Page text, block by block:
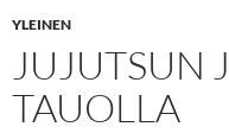
YLEINEN
JUJUTSUN
TAUOLLA